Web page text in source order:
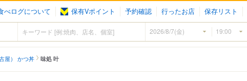
べログについて 保有Vポイント 予約確認 行ったお店 保存リスト
屋） かつ丼 味処 叶